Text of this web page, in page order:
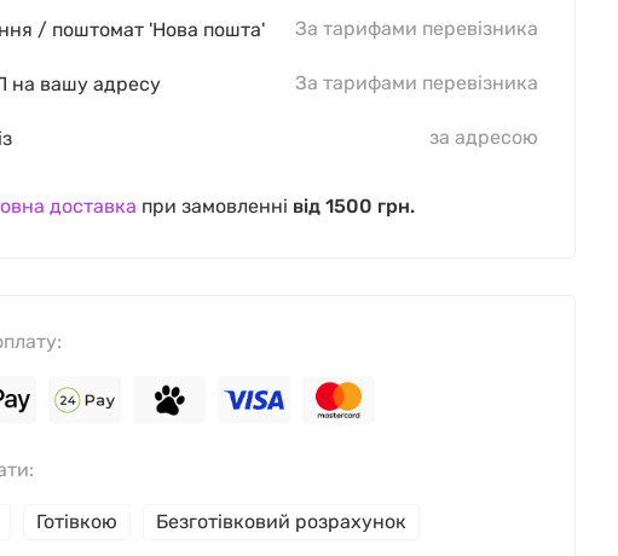
/ поштомат 'Нова пошта' За тарифами перевізника
на вашу адресу За тарифами перевізника
за адресою
доставка при замовленні від 1500 грн.
Готівкою Безготівковий розрахунок